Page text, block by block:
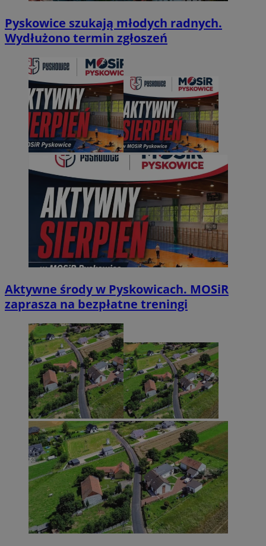
Pyskowice szukają młodych radnych.
Wydłużono termin zgłoszeń
Aktywne środy w Pyskowicach. MOSiR
zaprasza na bezpłatne treningi